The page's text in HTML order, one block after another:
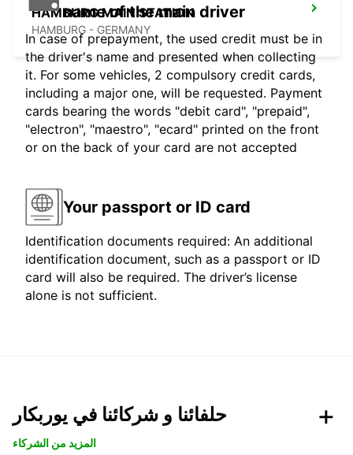
HAMBURG MAIN STATION
HAMBURG - GERMANY
name of the main driver
In case of prepayment, the used credit must be in
the driver's name and presented when collecting
it. For some vehicles, 2 compulsory credit cards,
including a major one, will be requested. Payment
cards bearing the words "debit card", "prepaid",
"electron", "maestro", "ecard" printed on the front
or on the back of your card are not accepted
Your passport or ID card
Identification documents required: An additional
identification document, such as a passport or ID
card will also be required. The driver’s license
alone is not sufficient.
حلفائنا و شركائنا في يوربكار
المزيد من الشركاء